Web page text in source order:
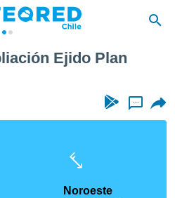
Ejido Plan
...
Noroeste